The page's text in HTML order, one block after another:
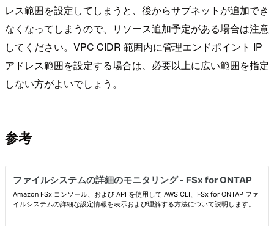
レス範囲を設定してしまうと、後からサブネットが追加でき
なくなってしまうので、リソース追加予定がある場合は注意
してください。VPC CIDR 範囲内に管理エンドポイント IP
アドレス範囲を設定する場合は、必要以上に広い範囲を指定
しない方がよいでしょう。
参考